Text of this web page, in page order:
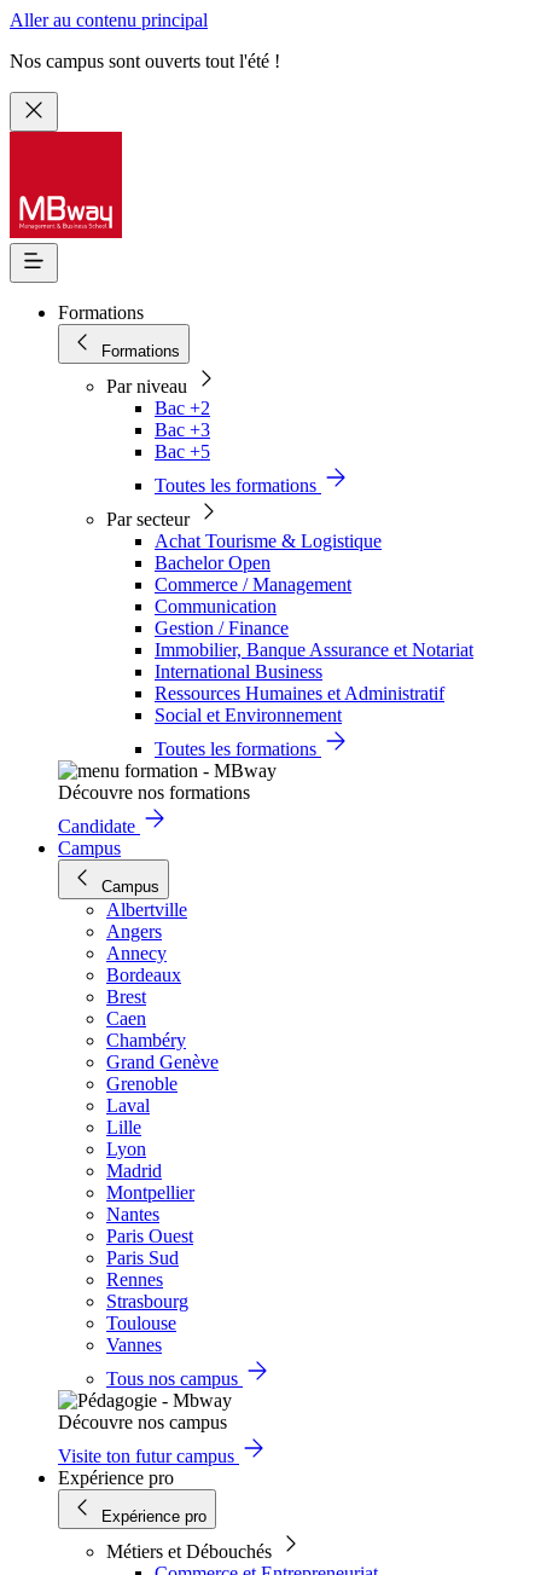
Aller au contenu principal
Nos campus sont ouverts tout l'été !
Formations
Formations
Par niveau
Bac +2
Bac +3
Bac +5
Toutes les formations
Par secteur
Achat Tourisme & Logistique
Bachelor Open
Commerce / Management
Communication
Gestion / Finance
Immobilier, Banque Assurance et Notariat
International Business
Ressources Humaines et Administratif
Social et Environnement
Toutes les formations
Découvre nos formations
Candidate
Campus
Campus
Albertville
Angers
Annecy
Bordeaux
Brest
Caen
Chambéry
Grand Genève
Grenoble
Laval
Lille
Lyon
Madrid
Montpellier
Nantes
Paris Ouest
Paris Sud
Rennes
Strasbourg
Toulouse
Vannes
Tous nos campus
Découvre nos campus
Visite ton futur campus
Expérience pro
Expérience pro
Métiers et Débouchés